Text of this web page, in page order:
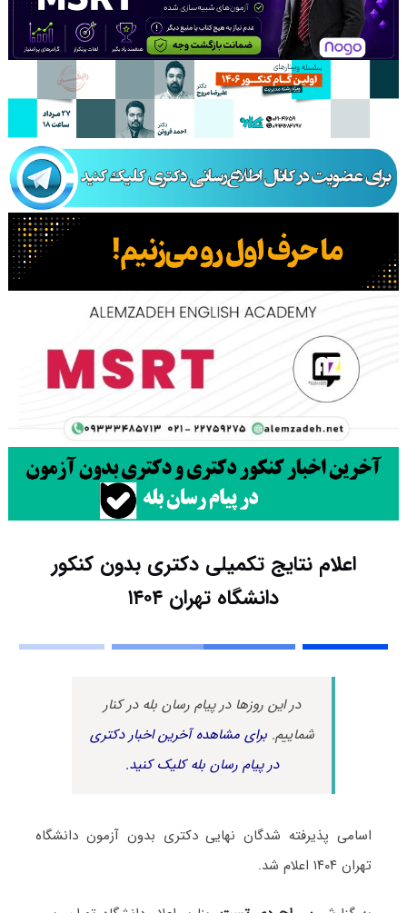
اعلام نتایج تکمیلی دکتری بدون کنکور
دانشگاه تهران ۱۴۰۴
در این روزها در پیام رسان بله در کنار
شماییم.برای مشاهده آخرین اخبار دکتری
در پیام رسان بله کلیک کنید.
اسامی پذیرفته‌ شدگان نهایی دکتری بدون آزمون دانشگاه
تهران ۱۴۰۴ اعلام شد.